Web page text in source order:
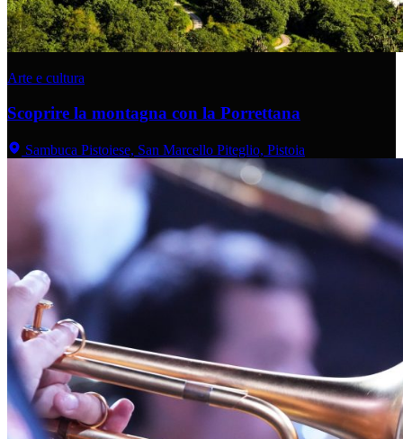
Arte e cultura
Scoprire la montagna con la Porrettana
Sambuca Pistoiese, San Marcello Piteglio, Pistoia